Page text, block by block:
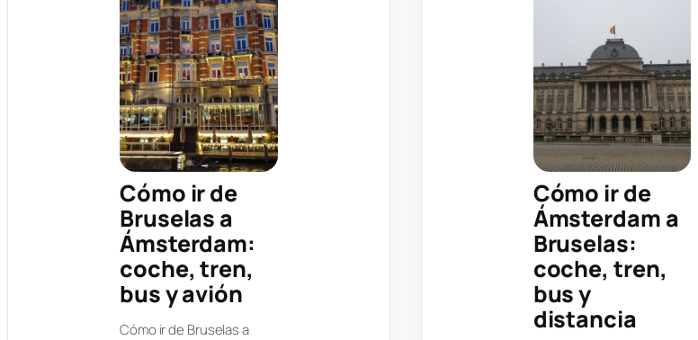
Cómo ir de
Bruselas a
Ámsterdam:
coche, tren,
bus y avión
Cómo ir de Bruselas a
Cómo ir de
Ámsterdam a
Bruselas:
coche, tren,
bus y
distancia